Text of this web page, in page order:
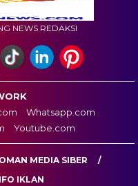
NEWS REDAKSI
Whatsapp.com
Youtube.com
MEDIA SIBER
IKLAN